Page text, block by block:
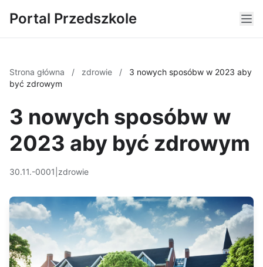
Portal Przedszkole
Strona główna / zdrowie /
3 nowych sposóbw w 2023 aby
być zdrowym
3 nowych sposóbw w
2023 aby być zdrowym
30.11.-0001 zdrowie